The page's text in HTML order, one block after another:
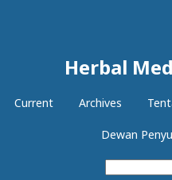
Herbal
Current Archives
Dewan